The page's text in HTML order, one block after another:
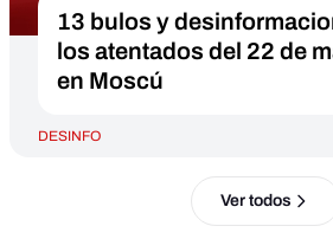
13 bulos y
los atentados del 22 de
en Moscú
DESINFO
Ver todos